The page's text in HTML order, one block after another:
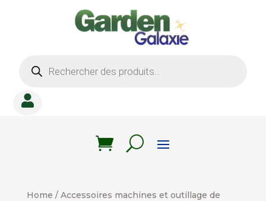
produits

Home / Accessoires machines et outillage de